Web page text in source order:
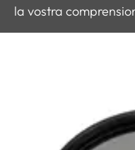
la vostra